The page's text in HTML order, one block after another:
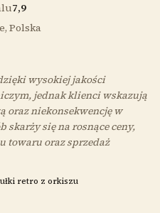
7,9
Polska
wysokiej jakości
jednak klienci wskazują
oraz niekonsekwencję w
skarży się na rosnące ceny,
towaru oraz sprzedaż
retro z orkiszu